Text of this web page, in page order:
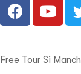
Free Tour Si